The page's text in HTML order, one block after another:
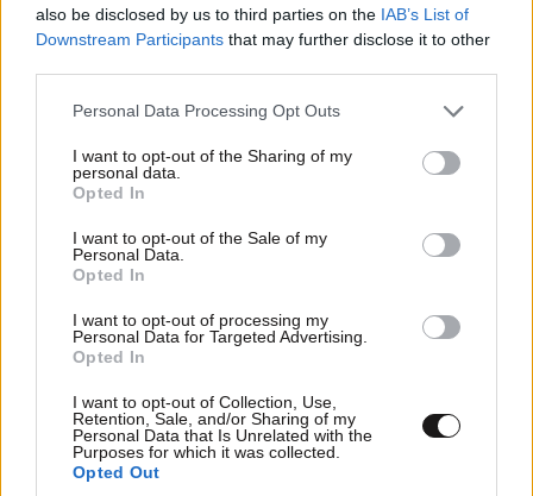
also be disclosed by us to third parties on the IAB’s List of
Downstream Participants that may further disclose it to other
Please note that this website/app uses one or more Google
not limited to your visit or usage behaviour. You may click to
grant or deny consent to Google and its third-party tags to
use your data for below specified purposes in below Google
consent section.
Personal Data Processing Opt Outs
I want to opt-out of the Sharing of my
personal data.
Opted In
I want to opt-out of the Sale of my
Personal Data.
Opted In
I want to opt-out of processing my
Personal Data for Targeted Advertising.
Opted In
I want to opt-out of Collection, Use,
Retention, Sale, and/or Sharing of my
Personal Data that Is Unrelated with the
Purposes for which it was collected.
Opted Out
Οι 14 λίμνες της Εύβοιας που γεννήθηκαν μέσα
σε παλιά ορυχεία – Ένα απόκοσμο, ασυνήθιστο